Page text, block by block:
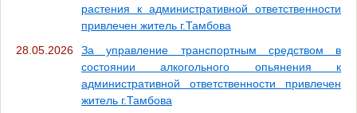
растения к административной ответственности
привлечен житель г.Тамбова
28.05.2026
За управление транспортным средством в
состоянии алкогольного опьянения к
административной ответственности привлечен
житель г.Тамбова